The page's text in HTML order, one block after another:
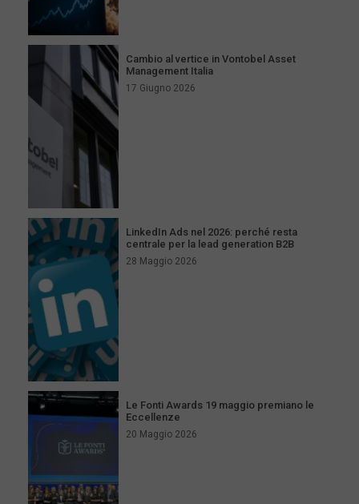
Cambio al vertice in Vontobel Asset
Management Italia
17 Giugno 2026
LinkedIn Ads nel 2026: perché resta
centrale per la lead generation B2B
28 Maggio 2026
Le Fonti Awards 19 maggio premiano le
Eccellenze
20 Maggio 2026